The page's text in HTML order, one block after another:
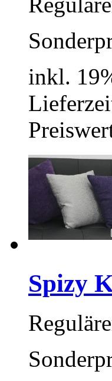
inkl.
Spizy